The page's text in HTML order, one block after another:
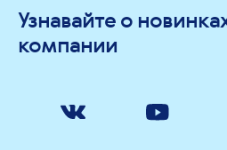
Узнавайте о
компании